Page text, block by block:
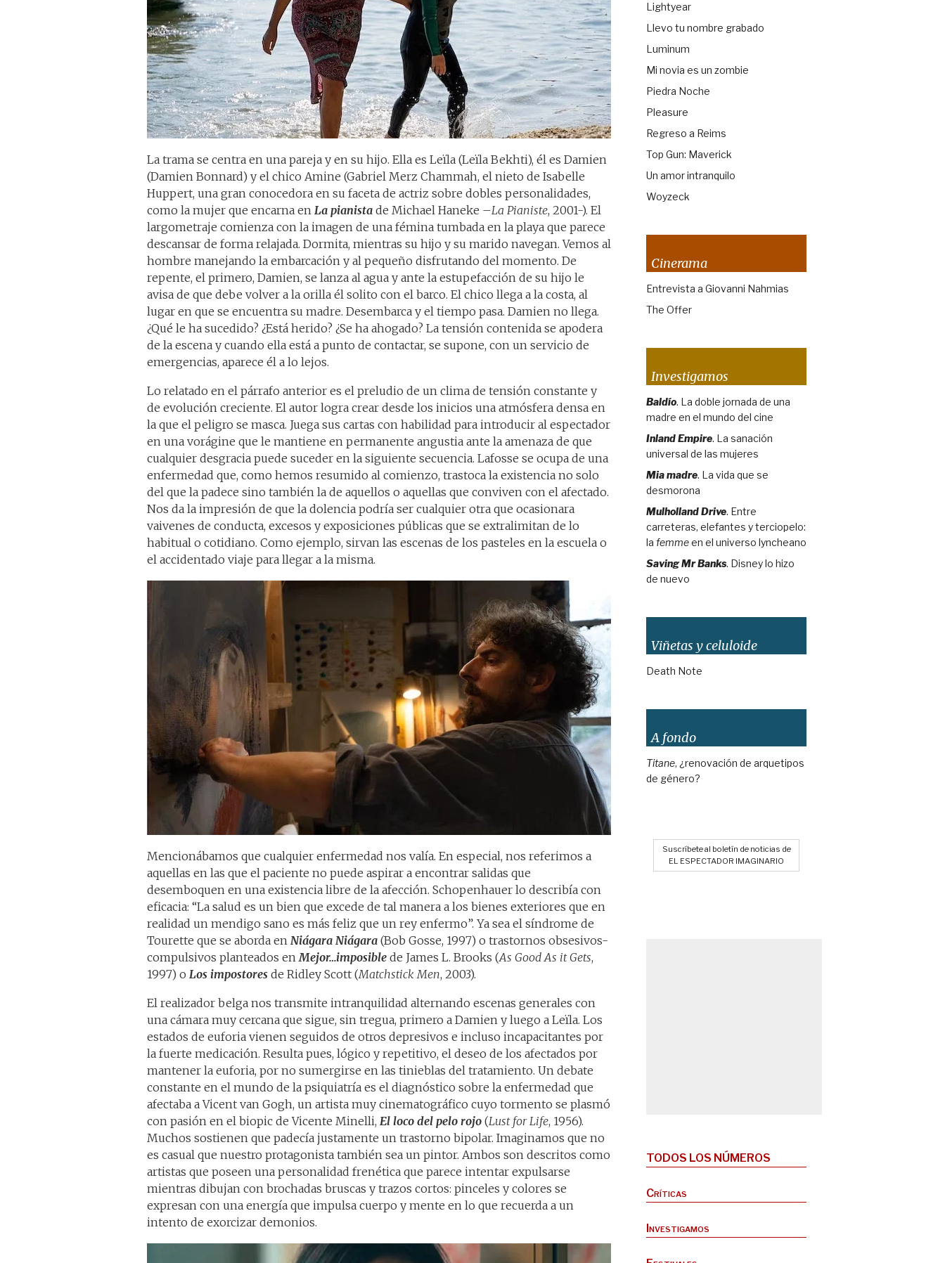
La trama se centra en una pareja y en su hijo. Ella es Leïla (Leïla Bekhti), él es Damien
(Damien Bonnard) y el chico Amine (Gabriel Merz Chammah, el nieto de Isabelle
Huppert, una gran conocedora en su faceta de actriz sobre dobles personalidades,
como la mujer que encarna en La pianista de Michael Haneke –La Pianiste, 2001-). El
largometraje comienza con la imagen de una fémina tumbada en la playa que parece
descansar de forma relajada. Dormita, mientras su hijo y su marido navegan. Vemos al
hombre manejando la embarcación y al pequeño disfrutando del momento. De
repente, el primero, Damien, se lanza al agua y ante la estupefacción de su hijo le
avisa de que debe volver a la orilla él solito con el barco. El chico llega a la costa, al
lugar en que se encuentra su madre. Desembarca y el tiempo pasa. Damien no llega.
¿Qué le ha sucedido? ¿Está herido? ¿Se ha ahogado? La tensión contenida se apodera
de la escena y cuando ella está a punto de contactar, se supone, con un servicio de
emergencias, aparece él a lo lejos.
Lo relatado en el párrafo anterior es el preludio de un clima de tensión constante y
de evolución creciente. El autor logra crear desde los inicios una atmósfera densa en
la que el peligro se masca. Juega sus cartas con habilidad para introducir al espectador
en una vorágine que le mantiene en permanente angustia ante la amenaza de que
cualquier desgracia puede suceder en la siguiente secuencia. Lafosse se ocupa de una
enfermedad que, como hemos resumido al comienzo, trastoca la existencia no solo
del que la padece sino también la de aquellos o aquellas que conviven con el afectado.
Nos da la impresión de que la dolencia podría ser cualquier otra que ocasionara
vaivenes de conducta, excesos y exposiciones públicas que se extralimitan de lo
habitual o cotidiano. Como ejemplo, sirvan las escenas de los pasteles en la escuela o
el accidentado viaje para llegar a la misma.
Mencionábamos que cualquier enfermedad nos valía. En especial, nos referimos a
aquellas en las que el paciente no puede aspirar a encontrar salidas que
desemboquen en una existencia libre de la afección. Schopenhauer lo describía con
eficacia: “La salud es un bien que excede de tal manera a los bienes exteriores que en
realidad un mendigo sano es más feliz que un rey enfermo”. Ya sea el síndrome de
Tourette que se aborda en Niágara Niágara (Bob Gosse, 1997) o trastornos obsesivos-
compulsivos planteados en Mejor…imposible de James L. Brooks (As Good As it Gets,
1997) o Los impostores de Ridley Scott (Matchstick Men, 2003).
El realizador belga nos transmite intranquilidad alternando escenas generales con
una cámara muy cercana que sigue, sin tregua, primero a Damien y luego a Leïla. Los
estados de euforia vienen seguidos de otros depresivos e incluso incapacitantes por
la fuerte medicación. Resulta pues, lógico y repetitivo, el deseo de los afectados por
mantener la euforia, por no sumergirse en las tinieblas del tratamiento. Un debate
constante en el mundo de la psiquiatría es el diagnóstico sobre la enfermedad que
afectaba a Vicent van Gogh, un artista muy cinematográfico cuyo tormento se plasmó
con pasión en el biopic de Vicente Minelli, El loco del pelo rojo (Lust for Life, 1956).
Muchos sostienen que padecía justamente un trastorno bipolar. Imaginamos que no
es casual que nuestro protagonista también sea un pintor. Ambos son descritos como
artistas que poseen una personalidad frenética que parece intentar expulsarse
mientras dibujan con brochadas bruscas y trazos cortos: pinceles y colores se
expresan con una energía que impulsa cuerpo y mente en lo que recuerda a un
intento de exorcizar demonios.
Lightyear
Llevo tu nombre grabado
Luminum
Mi novia es un zombie
Piedra Noche
Pleasure
Regreso a Reims
Top Gun: Maverick
Un amor intranquilo
Woyzeck
Cinerama
Entrevista a Giovanni Nahmias
The Offer
Investigamos
Baldío. La doble jornada de una
madre en el mundo del cine
Inland Empire. La sanación
universal de las mujeres
Mia madre. La vida que se
desmorona
Mulholland Drive. Entre
carreteras, elefantes y terciopelo:
la femmeen el universo lyncheano
Saving Mr Banks. Disney lo hizo
de nuevo
Viñetas y celuloide
Death Note
A fondo
Titane, ¿renovación de arquetipos
de género?
Suscríbete al boletín de noticias de
EL ESPECTADOR IMAGINARIO
TODOS LOS NÚMEROS
Críticas
Investigamos